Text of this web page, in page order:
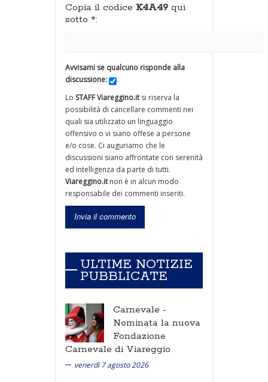
Copia il codice K4A49 qui
sotto *:
Avvisami se qualcuno risponde alla
discussione:
Lo STAFF Viareggino.itsi riserva la
possibilità di cancellare commenti nei
quali sia utilizzato un linguaggio
offensivo o vi siano offese a persone
e/o cose. Ci auguriamo che le
discussioni siano affrontate con serenità
ed intelligenza da parte di tutti.
Viareggino.itnon è in alcun modo
responsabile dei commenti inseriti.
ULTIME NOTIZIE
PUBBLICATE
Carnevale -
Nominata la nuova
Fondazione
Carnevale di Viareggio
venerdì 7 agosto 2026